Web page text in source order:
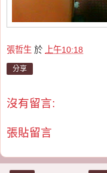
張哲生 於 上午10:18
分享
沒有留言:
張貼留言